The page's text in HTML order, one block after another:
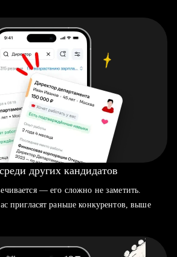
других кандидатов
— его сложно не заметить.
пригласят раньше конкурентов, выше